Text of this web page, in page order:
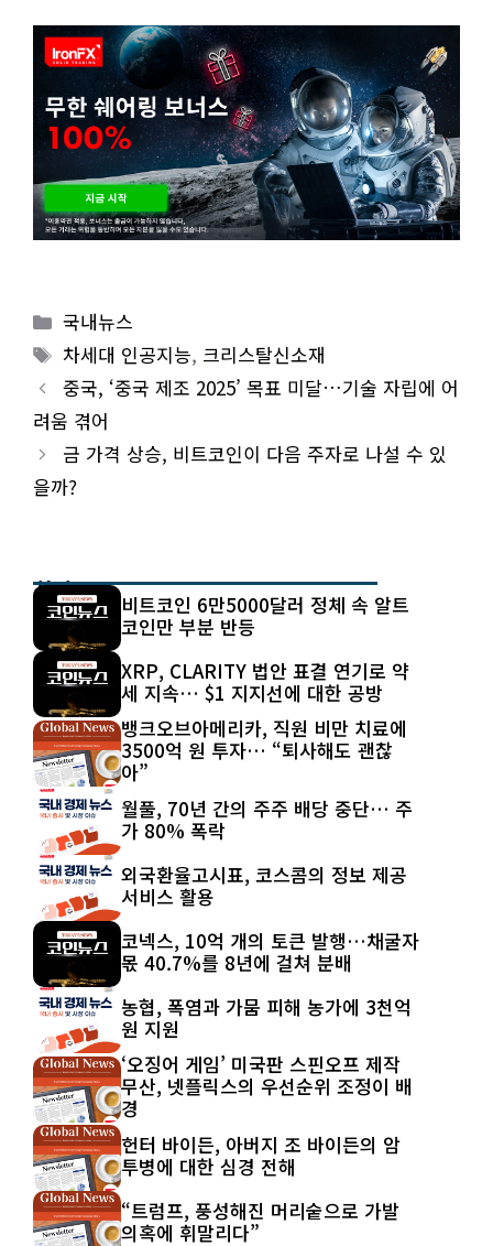
Categories
국내뉴스
Tags
차세대 인공지능, 크리스탈신소재
중국, ‘중국 제조 2025’ 목표 미달…기술 자립에 어
려움 겪어
금 가격 상승, 비트코인이 다음 주자로 나설 수 있
을까?
최신 글
비트코인 6만5000달러 정체 속 알트
코인만 부분 반등
XRP, CLARITY 법안 표결 연기로 약
세 지속… $1 지지선에 대한 공방
뱅크오브아메리카, 직원 비만 치료에
3500억 원 투자… “퇴사해도 괜찮
아”
월풀, 70년 간의 주주 배당 중단… 주
가 80% 폭락
외국환율고시표, 코스콤의 정보 제공
서비스 활용
코넥스, 10억 개의 토큰 발행…채굴자
몫 40.7%를 8년에 걸쳐 분배
농협, 폭염과 가뭄 피해 농가에 3천억
원 지원
‘오징어 게임’ 미국판 스핀오프 제작
무산, 넷플릭스의 우선순위 조정이 배
경
헌터 바이든, 아버지 조 바이든의 암
투병에 대한 심경 전해
“트럼프, 풍성해진 머리숱으로 가발
의혹에 휘말리다”